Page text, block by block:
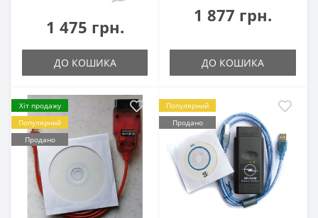
1 475 грн.
ДО КОШИКА
1 877 грн.
ДО КОШИКА
Хіт продажу
Популярний
Продано
Популярний
Продано